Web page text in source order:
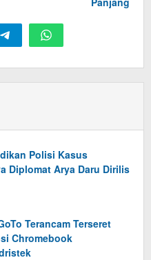
Polisi Kasus
Diplomat Arya Daru Dirilis
Terancam Terseret
Chromebook